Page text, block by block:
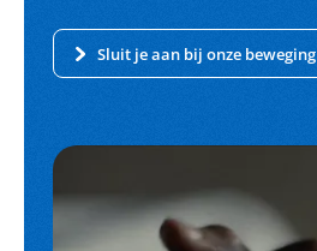
Sluit je aan bij onze beweging